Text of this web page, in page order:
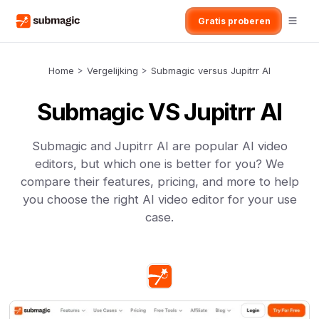
Gratis proberen
Home > Vergelijking > Submagic versus Jupitrr AI
Submagic VS Jupitrr AI
Submagic and Jupitrr AI are popular AI video
editors, but which one is better for you? We
compare their features, pricing, and more to help
you choose the right AI video editor for your use
case.